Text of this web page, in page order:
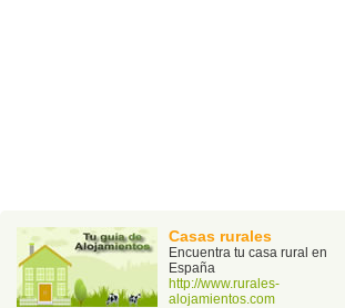
Casas rurales
Encuentra tu casa rural en
España
http://www.rurales-
alojamientos.com